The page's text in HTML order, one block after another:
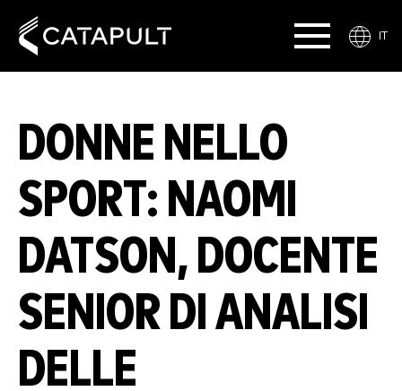
IT
DONNE NELLO
SPORT: NAOMI
DATSON, DOCENTE
SENIOR DI ANALISI
DELLE